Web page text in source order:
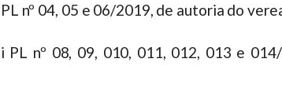
nº 04, 05 e 06/2019, de autoria do
PL nº 08, 09, 010, 011, 012, 013 e